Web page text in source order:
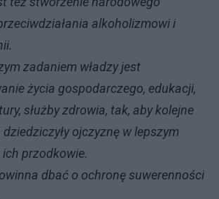
alkoholizmowi i
zadaniem władzy jest
życia gospodarczego, edukacji,
służby zdrowia, tak, aby kolejne
ojczyznę w lepszym
przodkowie.
dbać o ochronę suwerenności